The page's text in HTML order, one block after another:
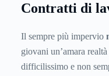
Contratti di
Il sempre più impervio
giovani un’amara
difficilissimo e non